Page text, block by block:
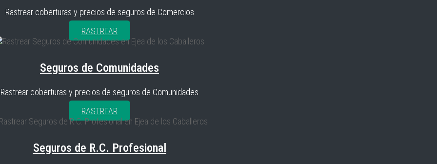
Rastrear coberturas y precios de seguros de Comercios
RASTREAR
Seguros de Comunidades
Rastrear coberturas y precios de seguros de Comunidades
RASTREAR
Seguros de R.C. Profesional